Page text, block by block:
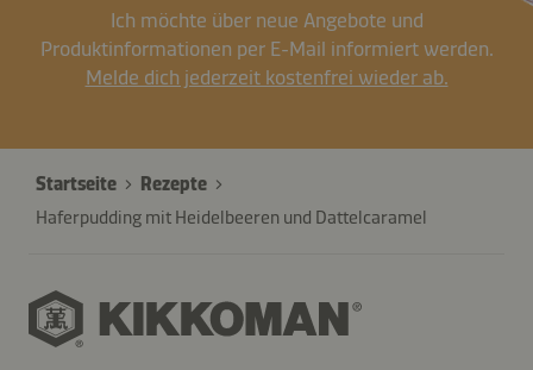
Ich möchte über neue Angebote und
Produktinformationen per E-Mail informiert werden.
Melde dich jederzeit kostenfrei wieder ab.
Startseite
Rezepte
Haferpudding mit Heidelbeeren und Dattelcaramel